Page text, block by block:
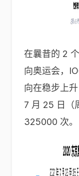
在曩昔的 2
向奥运会，
向在稳步上
7 月 25 日（
325000 次。